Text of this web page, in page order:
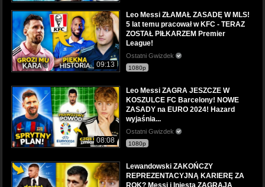
09:13
Leo Messi ZŁAMAŁ ZASADĘ W MLS!
5 lat temu pracował w KFC - TERAZ
ZOSTAŁ PIŁKARZEM Premier
League!
Ostatni Gwizdek
1080p
08:08
Leo Messi ZAGRA JESZCZE W
KOSZULCE FC Barcelony! NOWE
ZASADY na EURO 2024! Hazard
wyjaśnia...
Ostatni Gwizdek
1080p
Lewandowski ZAKOŃCZY
REPREZENTACYJNĄ KARIERĘ ZA